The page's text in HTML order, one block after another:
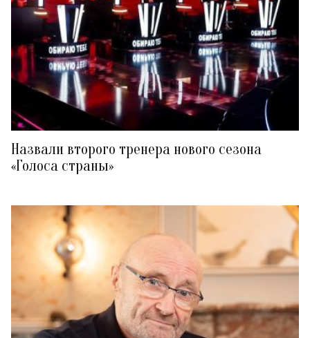
Назвали второго тренера нового сезона
«Голоса страны»